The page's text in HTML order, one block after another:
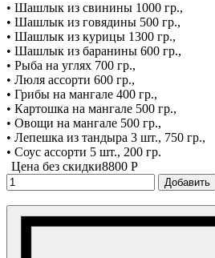
• Шашлык из свинины 1000 гр.,
• Шашлык из говядины 500 гр.,
• Шашлык из курицы 1300 гр.,
• Шашлык из баранины 600 гр.,
• Рыба на углях 700 гр.,
• Люля ассорти 600 гр.,
• Грибы на мангале 400 гр.,
• Картошка на мангале 500 гр.,
• Овощи на мангале 500 гр.,
• Лепешка из тандыра 3 шт., 750 гр.,
• Соус ассорти 5 шт., 200 гр.
Цена без скидки8800 P
Добавить